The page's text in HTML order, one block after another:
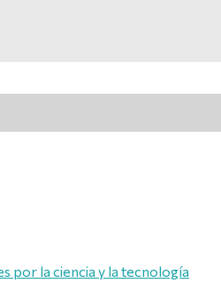
por la ciencia y la tecnología